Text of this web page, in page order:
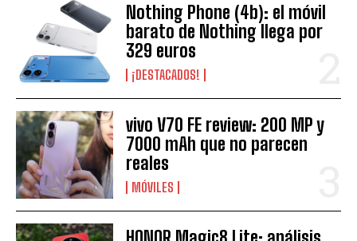
Nothing Phone (4b): el móvil
barato de Nothing llega por
329 euros
¡DESTACADOS!
vivo V70 FE review: 200 MP y
7000 mAh que no parecen
reales
MÓVILES